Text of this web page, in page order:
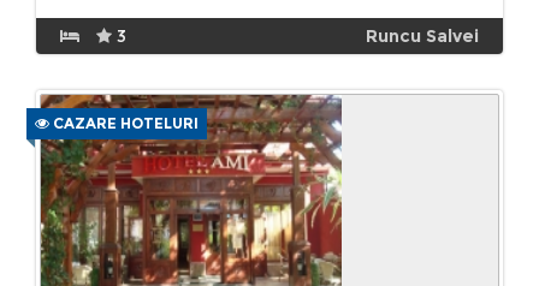
3 Runcu Salvei
CAZARE HOTELURI